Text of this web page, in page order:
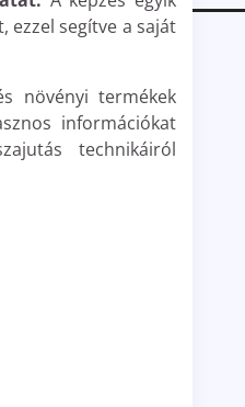
ezzel segítve a saját
növényi termékek
információkat
technikáiról